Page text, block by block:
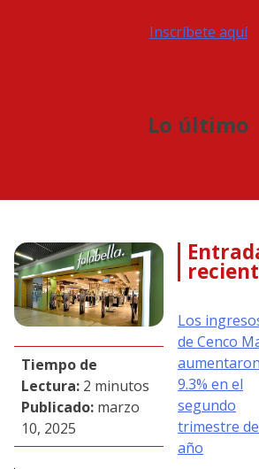
Inscríbete aquí
Lo último
Tiempo de
Lectura: 2 minutos
Publicado: marzo
10, 2025
Los
de Cenco
aumentaron
9.3% en el
segundo
trimestre
año